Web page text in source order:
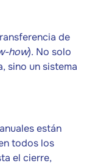
de
how). No solo
sino un sistema
están
todos los
el cierre,